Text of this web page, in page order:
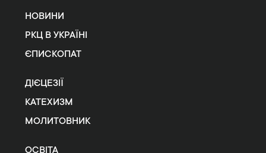
НОВИНИ
РКЦ В УКРАЇНІ
ЄПИСКОПАТ
ДІЄЦЕЗІЇ
КАТЕХИЗМ
МОЛИТОВНИК
ОСВІТА